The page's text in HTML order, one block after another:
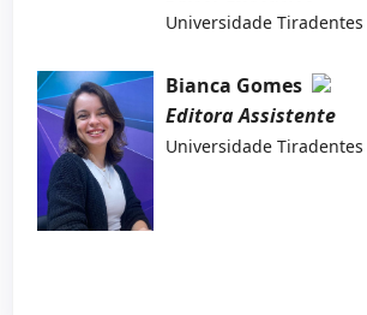
Universidade Tiradentes
Bianca Gomes
Editora Assistente
Universidade Tiradentes